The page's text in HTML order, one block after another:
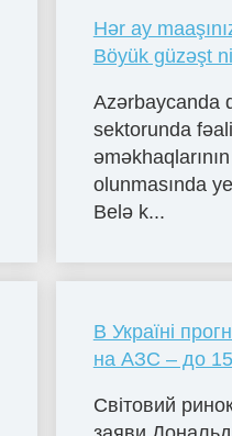
Hər ay
Böyük güzəşt
Azərbaycanda
sektorunda
olunmasında
Belə k...
В Україні
на АЗС – до
Світовий